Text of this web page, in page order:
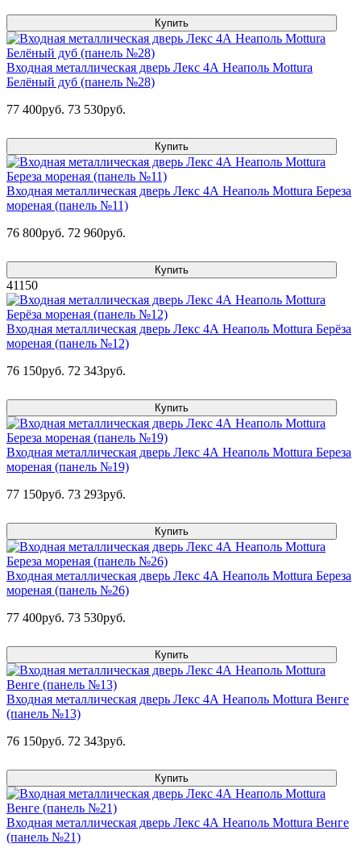
Купить
Входная металлическая дверь Лекс 4А Неаполь Mottura
Белёный дуб (панель №28)
77 400руб. 73 530руб.
Купить
Входная металлическая дверь Лекс 4А Неаполь Mottura Береза
мореная (панель №11)
76 800руб. 72 960руб.
Купить
41150
Входная металлическая дверь Лекс 4А Неаполь Mottura Берёза
мореная (панель №12)
76 150руб. 72 343руб.
Купить
Входная металлическая дверь Лекс 4А Неаполь Mottura Береза
мореная (панель №19)
77 150руб. 73 293руб.
Купить
Входная металлическая дверь Лекс 4А Неаполь Mottura Береза
мореная (панель №26)
77 400руб. 73 530руб.
Купить
Входная металлическая дверь Лекс 4А Неаполь Mottura Венге
(панель №13)
76 150руб. 72 343руб.
Купить
Входная металлическая дверь Лекс 4А Неаполь Mottura Венге
(панель №21)